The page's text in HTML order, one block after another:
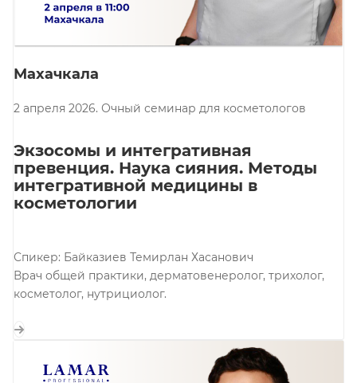
Махачкала
2 апреля 2026. Очный семинар для косметологов
Экзосомы и интегративная
превенция. Наука сияния. Методы
интегративной медицины в
косметологии
Спикер: Байказиев Темирлан Хасанович
Врач общей практики, дерматовенеролог, трихолог,
косметолог, нутрициолог.